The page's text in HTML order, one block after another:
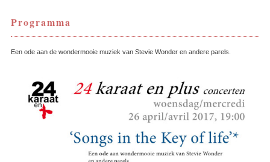
Programma
Een ode aan de wondermooie muziek van Stevie Wonder en andere parels.